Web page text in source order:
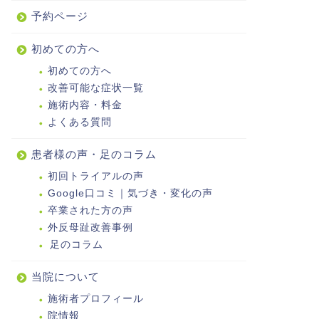
予約ページ
初めての方へ
初めての方へ
改善可能な症状一覧
施術内容・料金
よくある質問
患者様の声・足のコラム
初回トライアルの声
Google口コミ｜気づき・変化の声
卒業された方の声
外反母趾改善事例
足のコラム
当院について
施術者プロフィール
院情報